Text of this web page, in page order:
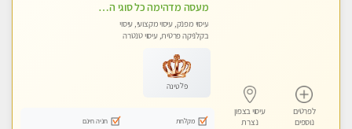
לפרטים
נוספים
עיסוי בצפון
נצרת
מעסה מדהימה כל סוגי העיסויים מעסה מקצועית ואיכותית פרטי!!! מוזמן לחוויה בלתי נשכחת!
עיסוי מפנק, עיסוי מקצועי, עיסוי
בקלניקה פרטית, עיסוי טנטרה
פלטינה
מקלחת
חניה חינם